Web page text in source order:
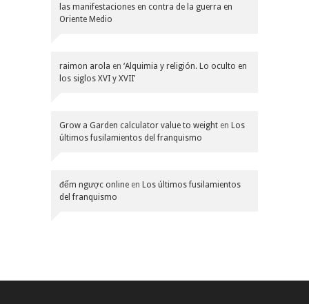
las manifestaciones en contra de la guerra en
Oriente Medio
raimon arola en ‘Alquimia y religión. Lo oculto en
los siglos XVI y XVII’
Grow a Garden calculator value to weight en Los
últimos fusilamientos del franquismo
đếm ngược online en Los últimos fusilamientos
del franquismo